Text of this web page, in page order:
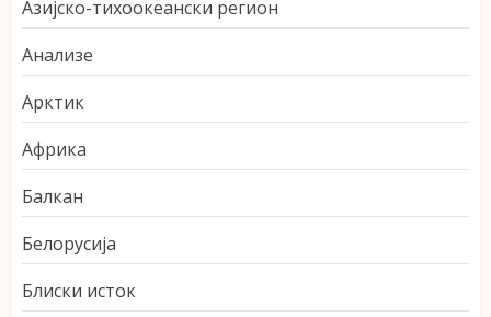
Азијско-тихоокеански регион
Анализе
Арктик
Африка
Балкан
Белорусија
Блиски исток